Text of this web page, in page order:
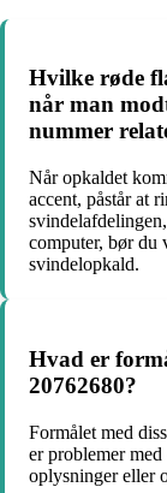
Hvilke røde
når man
nummer
Når opkaldet
accent, påstår at
computer, bør du
svindelopkald.
Hvad er
20762680?
Formålet med
er problemer
oplysninger eller